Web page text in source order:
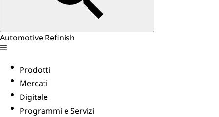
Automotive Refinish
Prodotti
Mercati
Digitale
Programmi e Servizi